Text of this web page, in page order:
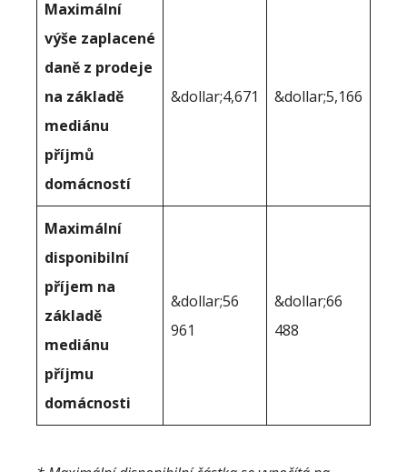
Maximální
výše zaplacené
daně z prodeje
na základě
mediánu
příjmů
domácností
&dollar;4,671 &dollar;5,166
Maximální
disponibilní
příjem na
základě
mediánu
příjmu
domácnosti
&dollar;56
961
&dollar;66
488